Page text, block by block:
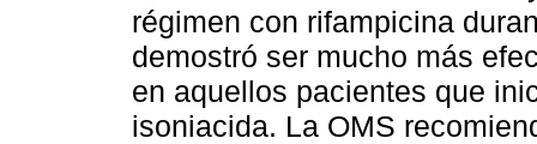
régimen con rifampicina
demostró ser mucho más
en aquellos pacientes que
isoniacida. La OMS